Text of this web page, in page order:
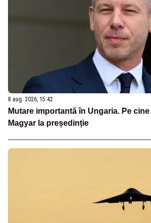
8 aug. 2026, 15:42
Mutare importantă în Ungaria. Pe
Magyar la președinție